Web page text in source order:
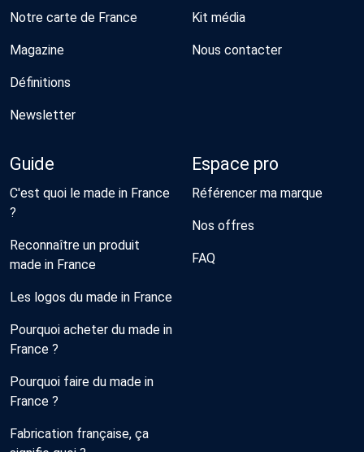
Notre carte de France
Magazine
Définitions
Newsletter
Kit média
Nous contacter
Guide
C'est quoi le made in France
?
Reconnaître un produit
made in France
Les logos du made in France
Pourquoi acheter du made in
France ?
Pourquoi faire du made in
France ?
Fabrication française, ça
Espace pro
Référencer ma marque
Nos offres
FAQ